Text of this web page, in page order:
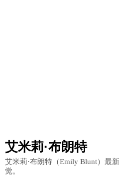
艾米莉·布朗特
艾米莉·布朗特（Emily Blunt）最
觉。